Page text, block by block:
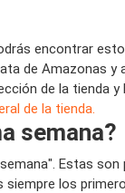
encontrar
de Amazonas y
de la tienda
de la tienda.
semana?
Estas
los